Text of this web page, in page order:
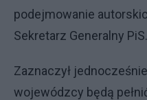
podejmowanie
Sekretarz Generalny PiS.
Zaznaczył
wojewódzcy będą